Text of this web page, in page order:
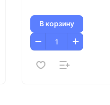
В корзину